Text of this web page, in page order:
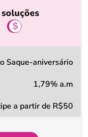
Saque-aniversário
1,79% a.m
a partir de R$50